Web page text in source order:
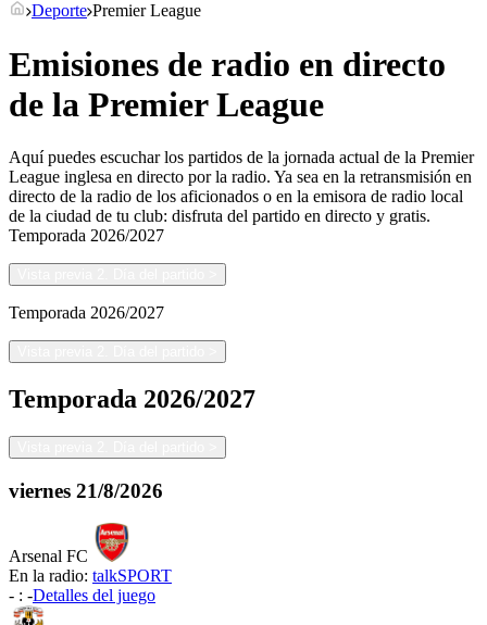
Deporte Premier League
Emisiones de radio en directo
de la Premier League
Aquí puedes escuchar los partidos de la jornada actual de la Premier
League inglesa en directo por la radio. Ya sea en la retransmisión en
directo de la radio de los aficionados o en la emisora de radio local
de la ciudad de tu club: disfruta del partido en directo y gratis.
Temporada 2026/2027
Temporada 2026/2027
Temporada 2026/2027
viernes 21/8/2026
Arsenal FC
En la radio: talkSPORT
- : -Detalles del juego